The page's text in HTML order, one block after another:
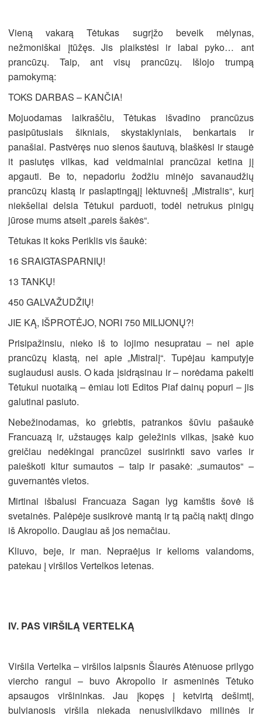
Vieną vakarą Tėtukas sugrįžo beveik mėlynas,
nežmoniškai įtūžęs. Jis plaikstėsi ir labai pyko… ant
prancūzų. Taip, ant visų prancūzų. Išlojo trumpą
pamokymą:
TOKS DARBAS – KANČIA!
Mojuodamas laikraščiu, Tėtukas išvadino prancūzus
pasipūtusiais šikniais, skystaklyniais, benkartais ir
panašiai. Pastvėręs nuo sienos šautuvą, blaškėsi ir staugė
it pasiutęs vilkas, kad veidmainiai prancūzai ketina jį
apgauti. Be to, nepadoriu žodžiu minėjo savanaudžių
prancūzų klastą ir paslaptingąjį lėktuvnešį „Mistralis“, kurį
niekšeliai delsia Tėtukui parduoti, todėl netrukus pinigų
jūrose mums atseit „pareis šakės“.
Tėtukas it koks Periklis vis šaukė:
16 SRAIGTASPARNIŲ!
13 TANKŲ!
450 GALVAŽUDŽIŲ!
JIE KĄ, IŠPROTĖJO, NORI 750 MILIJONŲ?!
Prisipažinsiu, nieko iš to lojimo nesupratau – nei apie
prancūzų klastą, nei apie „Mistralį“. Tupėjau kamputyje
suglaudusi ausis. O kada įsidrąsinau ir – norėdama pakelti
Tėtukui nuotaiką – ėmiau loti Editos Piaf dainų popuri – jis
galutinai pasiuto.
Nebežinodamas, ko griebtis, patrankos šūviu pašaukė
Francuazą ir, užstaugęs kaip geležinis vilkas, įsakė kuo
greičiau nedėkingai prancūzei susirinkti savo varles ir
paieškoti kitur sumautos – taip ir pasakė: „sumautos“ –
guvernantės vietos.
Mirtinai išbalusi Francuaza Sagan lyg kamštis šovė iš
svetainės. Palėpėje susikrovė mantą ir tą pačią naktį dingo
iš Akropolio. Daugiau aš jos nemačiau.
Kliuvo, beje, ir man. Nepraėjus ir kelioms valandoms,
patekau į viršilos Vertelkos letenas.
IV. PAS VIRŠILĄ VERTELKĄ
Viršila Vertelka – viršilos laipsnis Šiaurės Atėnuose prilygo
viercho rangui – buvo Akropolio ir asmeninės Tėtuko
apsaugos viršininkas. Jau įkopęs į ketvirtą dešimtį,
bulvianosis viršila niekada nenusivilkdavo milinės ir